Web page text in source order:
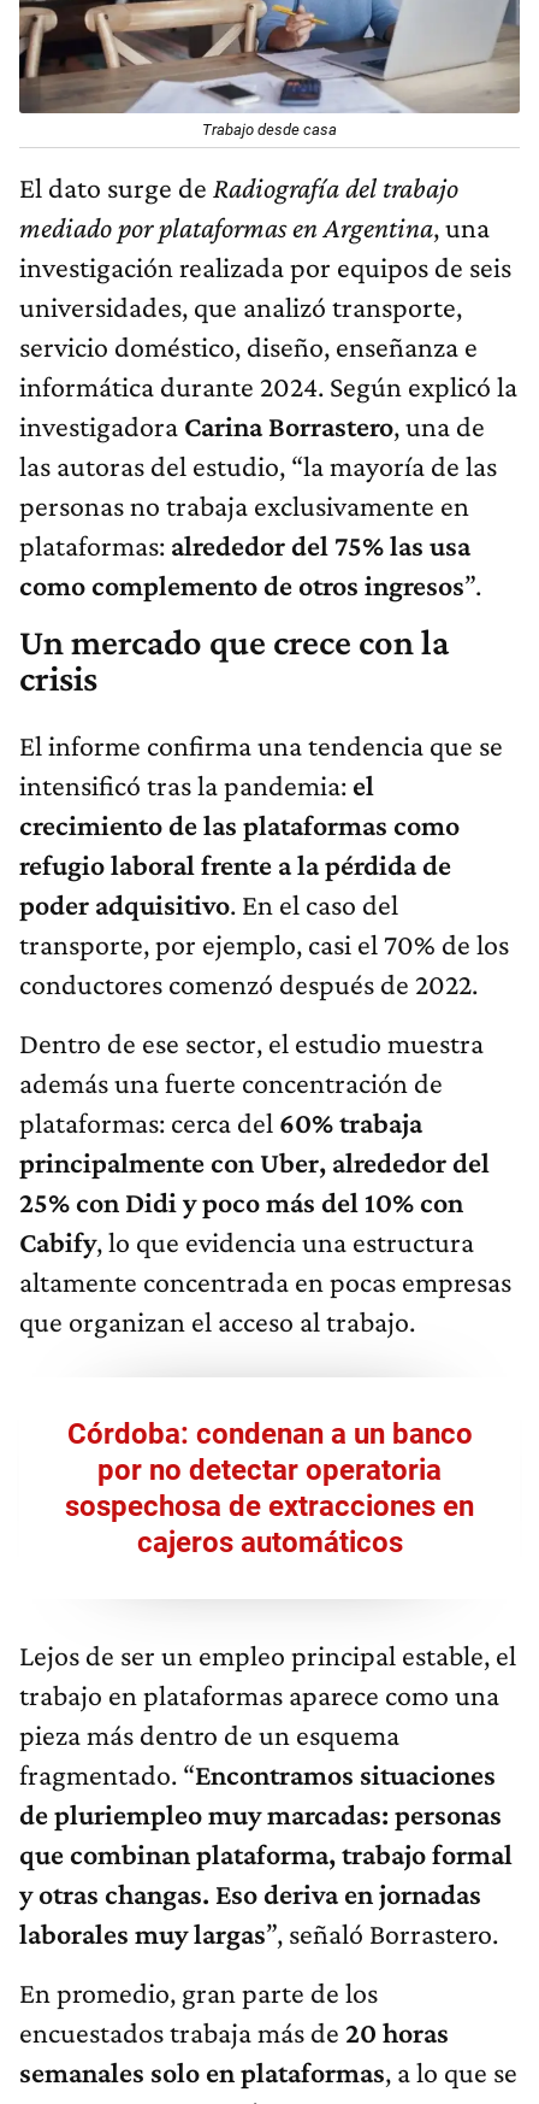
Trabajo desde casa
El dato surge de Radiografía del trabajo
mediado por plataformas en Argentina, una
investigación realizada por equipos de seis
universidades, que analizó transporte,
servicio doméstico, diseño, enseñanza e
informática durante 2024. Según explicó la
investigadora Carina Borrastero, una de
las autoras del estudio, “la mayoría de las
personas no trabaja exclusivamente en
plataformas: alrededor del 75% las usa
como complemento de otros ingresos”.
Un mercado que crece con la
crisis
El informe confirma una tendencia que se
intensificó tras la pandemia: el
crecimiento de las plataformas como
refugio laboral frente a la pérdida de
poder adquisitivo. En el caso del
transporte, por ejemplo, casi el 70% de los
conductores comenzó después de 2022.
Dentro de ese sector, el estudio muestra
además una fuerte concentración de
plataformas: cerca del 60% trabaja
principalmente con Uber, alrededor del
25% con Didi y poco más del 10% con
Cabify, lo que evidencia una estructura
altamente concentrada en pocas empresas
que organizan el acceso al trabajo.
Córdoba: condenan a un banco
por no detectar operatoria
sospechosa de extracciones en
cajeros automáticos
Lejos de ser un empleo principal estable, el
trabajo en plataformas aparece como una
pieza más dentro de un esquema
fragmentado. “Encontramos situaciones
de pluriempleo muy marcadas: personas
que combinan plataforma, trabajo formal
y otras changas. Eso deriva en jornadas
laborales muy largas”, señaló Borrastero.
En promedio, gran parte de los
encuestados trabaja más de 20 horas
semanales solo en plataformas, a lo que se